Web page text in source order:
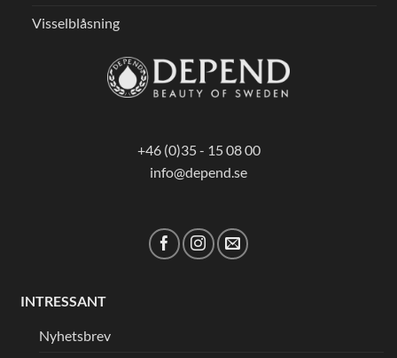
Visselblåsning
+46 (0)35 - 15 08 00
info@depend.se
INTRESSANT
Nyhetsbrev